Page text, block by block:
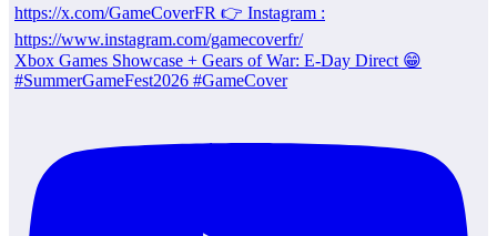
Xbox Games Showcase + Gears of War: E-Day Direct 😁
#SummerGameFest2026 #GameCover